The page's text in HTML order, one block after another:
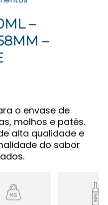
–
–
o envase de
molhos e patês.
alta qualidade e
do sabor